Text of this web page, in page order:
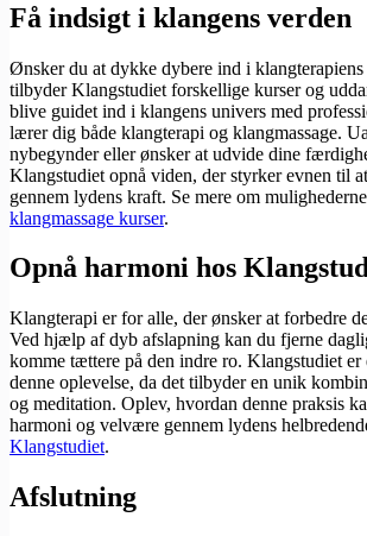
Få indsigt i klangens verden
Ønsker du at dykke dybere ind i klangterapiens
tilbyder Klangstudiet forskellige kurser og
blive guidet ind i klangens univers med
lærer dig både klangterapi og klangmassage.
nybegynder eller ønsker at udvide dine
Klangstudiet opnå viden, der styrker evnen til
gennem lydens kraft. Se mere om
klangmassage kurser.
Opnå harmoni hos
Klangterapi er for alle, der ønsker at forbedre
Ved hjælp af dyb afslapning kan du fjerne
komme tættere på den indre ro. Klangstudiet er
denne oplevelse, da det tilbyder en unik
og meditation. Oplev, hvordan denne praksis
harmoni og velvære gennem lydens
Klangstudiet.
Afslutning